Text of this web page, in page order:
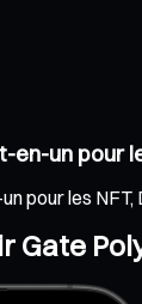
un pour
pour les
Gate